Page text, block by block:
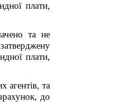
плати,
та не
плати,
агентів, та
до